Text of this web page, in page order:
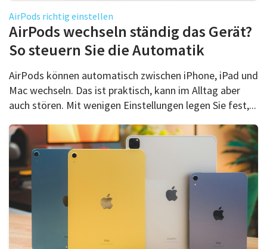
AirPods richtig einstellen
AirPods wechseln ständig das Gerät?
So steuern Sie die Automatik
AirPods können automatisch zwischen iPhone, iPad und
Mac wechseln. Das ist praktisch, kann im Alltag aber
auch stören. Mit wenigen Einstellungen legen Sie fest,...